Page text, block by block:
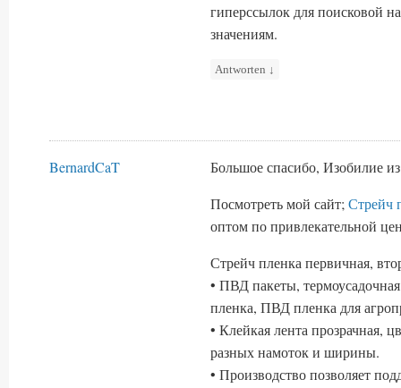
гиперссылок для поисковой
значениям.
Antworten ↓
BernardCaT
Большое спасибо, Изобилие
Посмотреть мой сайт;Стрейч
оптом по привлекательной
Стрейч пленка первичная,
• ПВД пакеты,
пленка, ПВД пленка для
• Клейкая лента прозрачная,
разных намоток и ширины.
• Производство позволяет